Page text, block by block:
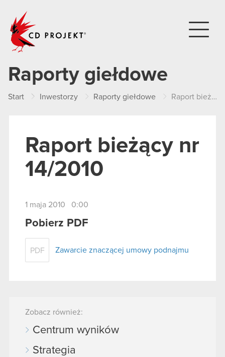
Raporty giełdowe
Start Inwestorzy Raporty giełdowe Raport bieżący nr 14/2010
Raport bieżący nr
14/2010
1 maja 2010 0:00
Pobierz PDF
PDF Zawarcie znaczącej umowy podnajmu
Zobacz również:
Centrum wyników
Strategia